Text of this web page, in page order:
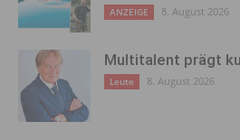
ANZEIGE 8. August 2026
Multitalent prägt
Leute 8. August 2026